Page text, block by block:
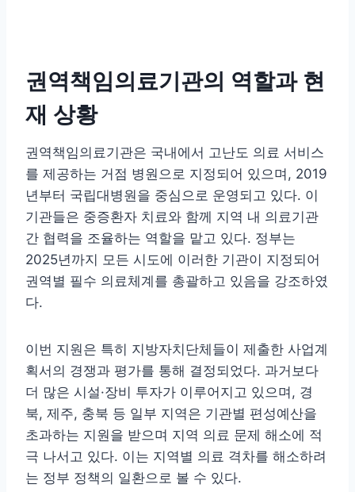
권역책임의료기관의 역할과 현
재 상황
권역책임의료기관은 국내에서 고난도 의료 서비스
를 제공하는 거점 병원으로 지정되어 있으며, 2019
년부터 국립대병원을 중심으로 운영되고 있다. 이
기관들은 중증환자 치료와 함께 지역 내 의료기관
간 협력을 조율하는 역할을 맡고 있다. 정부는
2025년까지 모든 시도에 이러한 기관이 지정되어
권역별 필수 의료체계를 총괄하고 있음을 강조하였
다.
이번 지원은 특히 지방자치단체들이 제출한 사업계
획서의 경쟁과 평가를 통해 결정되었다. 과거보다
더 많은 시설·장비 투자가 이루어지고 있으며, 경
북, 제주, 충북 등 일부 지역은 기관별 편성예산을
초과하는 지원을 받으며 지역 의료 문제 해소에 적
극 나서고 있다. 이는 지역별 의료 격차를 해소하려
는 정부 정책의 일환으로 볼 수 있다.